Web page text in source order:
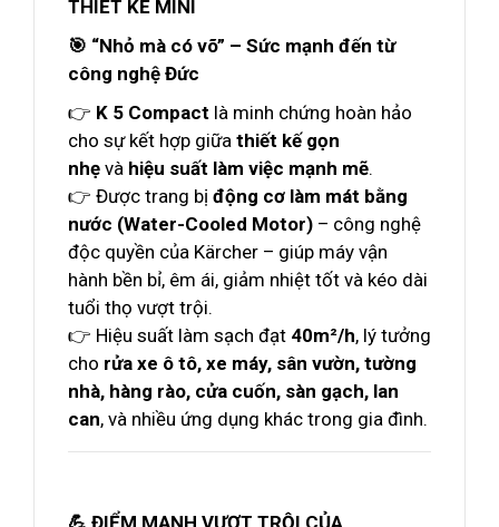
THIẾT KẾ MINI
🎯 “Nhỏ mà có võ” – Sức mạnh đến từ
công nghệ Đức
👉 K 5 Compact là minh chứng hoàn hảo
cho sự kết hợp giữa thiết kế gọn
nhẹ và hiệu suất làm việc mạnh mẽ.
👉 Được trang bị động cơ làm mát bằng
nước (Water-Cooled Motor) – công nghệ
độc quyền của Kärcher – giúp máy vận
hành bền bỉ, êm ái, giảm nhiệt tốt và kéo dài
tuổi thọ vượt trội.
👉 Hiệu suất làm sạch đạt 40m²/h, lý tưởng
cho rửa xe ô tô, xe máy, sân vườn, tường
nhà, hàng rào, cửa cuốn, sàn gạch, lan
can, và nhiều ứng dụng khác trong gia đình.
💪 ĐIỂM MẠNH VƯỢT TRỘI CỦA